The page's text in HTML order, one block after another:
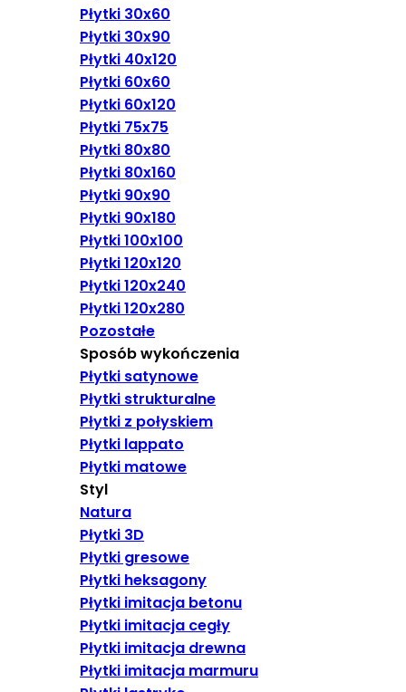
Płytki 30x60
Płytki 30x90
Płytki 40x120
Płytki 60x60
Płytki 60x120
Płytki 75x75
Płytki 80x80
Płytki 80x160
Płytki 90x90
Płytki 90x180
Płytki 100x100
Płytki 120x120
Płytki 120x240
Płytki 120x280
Pozostałe
Sposób wykończenia
Płytki satynowe
Płytki strukturalne
Płytki z połyskiem
Płytki lappato
Płytki matowe
Styl
Natura
Płytki 3D
Płytki gresowe
Płytki heksagony
Płytki imitacja betonu
Płytki imitacja cegły
Płytki imitacja drewna
Płytki imitacja marmuru